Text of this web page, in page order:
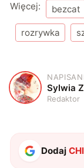
Więcej: bezcat
rozrywka
S Sylwia
Redaktor
Dodaj